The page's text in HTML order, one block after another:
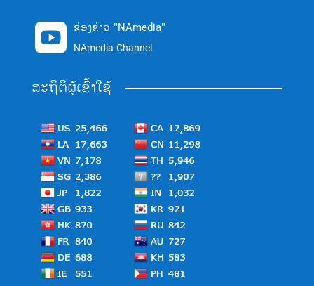
 ຊ່ອງຂ່າວ "NAmedia"
NAmedia Channel
ສະຖິຕິຜູ້ເຂົ້າໃຊ້